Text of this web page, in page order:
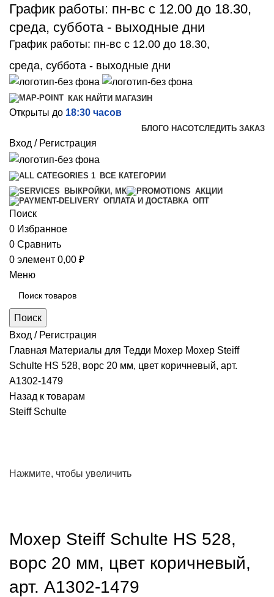
График работы: пн-вс с 12.00 до 18.30,
среда, суббота - выходные дни
График работы: пн-вс с 12.00 до 18.30,
среда, суббота - выходные дни
КАК НАЙТИ МАГАЗИН
Открыты до 18:30 часов
БЛОГО НАСОТСЛЕДИТЬ ЗАКАЗ
Вход / Регистрация
ВСЕ КАТЕГОРИИ
ВЫКРОЙКИ, МК
АКЦИИ
ОПЛАТА И ДОСТАВКА ОПТ
Поиск
0 Избранное
0 Сравнить
0 элемент 0,00 ₽
Меню
Поиск
Вход / Регистрация
Главная Материалы для Тедди Мохер Мохер Steiff
Schulte HS 528, ворс 20 мм, цвет коричневый, арт.
А1302-1479
Назад к товарам
Steiff Schulte
Нажмите, чтобы увеличить
Мохер Steiff Schulte HS 528,
ворс 20 мм, цвет коричневый,
арт. А1302-1479